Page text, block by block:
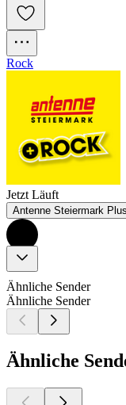
Rock
Jetzt Läuft
Antenne Steiermark
Ähnliche Sender
Ähnliche Sender
Ähnliche